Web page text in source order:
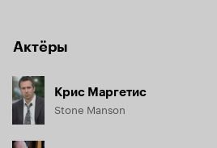
Актёры
Крис Маргетис
Stone Manson